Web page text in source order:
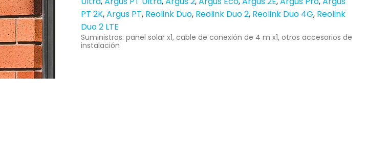
PT 2K Argus PT Reolink Duo Reolink Duo 2 Reolink Duo 4G Reolink
Duo 2 LTE
Suministros: panel solar x1, cable de conexión de 4 m x1, otros accesorios de
instalación